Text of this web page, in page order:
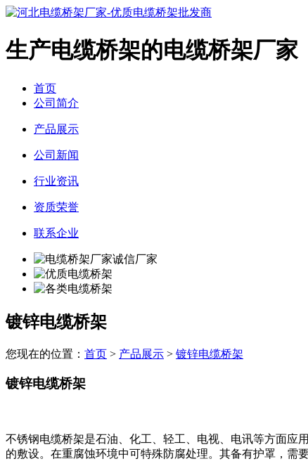
生产电缆桥架的电缆桥架厂家
首页
公司简介
产品展示
公司新闻
行业资讯
资质荣誉
联系企业
镀锌电缆桥架
您现在的位置： 首页 > 产品展示 > 镀锌电缆桥架
镀锌电缆桥架
不锈钢电缆桥架是石油、化工、轻工、电视、电讯等方面应
的敷设。在重腐蚀环境中可特殊防腐处理。其备有护罩，需